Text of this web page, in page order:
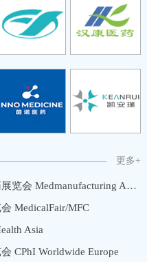
更多+
新加坡医药原料及制药展览会 Medmanufacturing Asia/MMA
MedicalFair/MFC
Asia
CPhI Worldwide Europe